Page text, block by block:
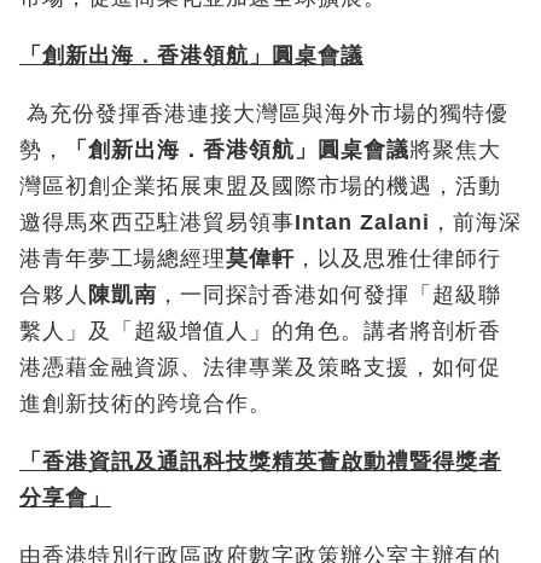
「創新出海．香港領航」圓桌會議
為充份發揮香港連接大灣區與海外市場的獨特優
勢，
「創新出海．香港領航」圓桌會議將聚焦大
灣區初創企業拓展東盟及國際市場的機遇，活動
邀得馬來西亞駐港貿易領事Intan Zalani ，前海深
港青年夢工場總經理莫偉軒 ，以及思雅仕律師行
合夥人 陳凱南 ，一同探討香港如何發揮「超級聯
繫人」及「超級增值人」的角色。講者將剖析香
港憑藉金融資源、法律專業及策略支援，如何促
進創新技術的跨境合作。
「香港資訊及通訊科技獎精英薈啟動禮暨得獎者
分享會」
由香港特別行政區政府數字政策辦公室主辦有的